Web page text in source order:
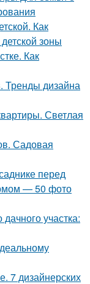
Как
зоны
Как
Тренды дизайна
Светлая
Садовая
перед
— 50 фото
участка:
7 дизайнерских